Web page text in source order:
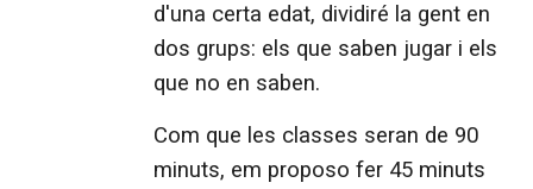
d'una certa edat, dividiré la gent en
dos grups: els que saben jugar i els
que no en saben.
Com que les classes seran de 90
minuts, em proposo fer 45 minuts